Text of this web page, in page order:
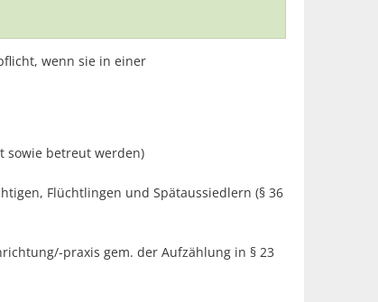
wenn sie in einer
sowie betreut werden)
Flüchtlingen und Spätaussiedlern (§ 36
praxis gem. der Aufzählung in § 23